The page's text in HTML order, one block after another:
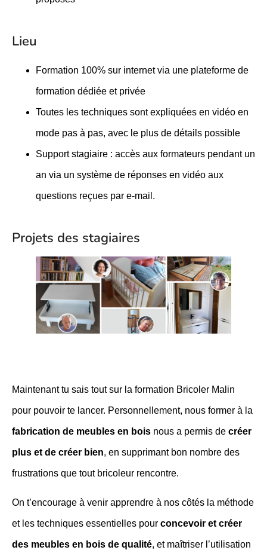
Lieu
Formation 100% sur internet via une plateforme de
formation dédiée et privée
Toutes les techniques sont expliquées en vidéo en
mode pas à pas, avec le plus de détails possible
Support stagiaire : accès aux formateurs pendant un
an via un système de réponses en vidéo aux
questions reçues par e-mail.
Projets des stagiaires
Maintenant tu sais tout sur la formation Bricoler Malin
pour pouvoir te lancer. Personnellement, nous former à la
fabrication de meubles en bois nous a permis de créer
plus et de créer bien, en supprimant bon nombre des
frustrations que tout bricoleur rencontre.
On t’encourage à venir apprendre à nos côtés la méthode
et les techniques essentielles pour concevoir et créer
des meubles en bois de qualité, et maîtriser l’utilisation